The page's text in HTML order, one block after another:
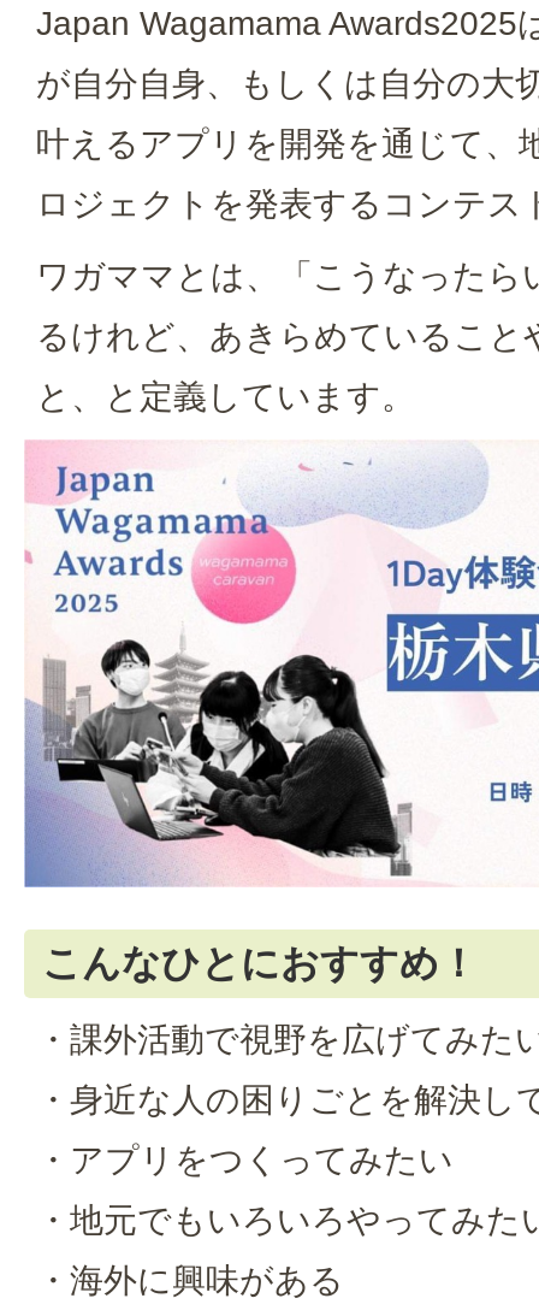
Japan Wagamama Awards2025
が自分自身、もしくは自分の大
叶えるアプリを開発を通じて、
ロジェクトを発表するコンテス
ワガママとは、「こうなったら
るけれど、あきらめていること
と、と定義しています。
こんなひとにおすすめ！
・課外活動で視野を広げてみた
・身近な人の困りごとを解決し
・アプリをつくってみたい
・地元でもいろいろやってみた
・海外に興味がある